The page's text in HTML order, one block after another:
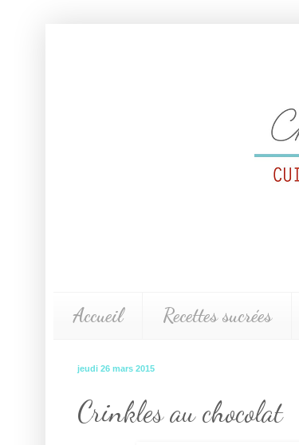
Accueil Recettes sucrées
jeudi 26 mars 2015
Crinkles au chocolat